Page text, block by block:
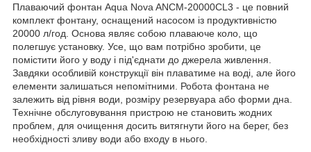
Плаваючий фонтан Aqua Nova ANCM-20000СL3 - це повний
комплект фонтану, оснащений насосом із продуктивністю
20000 л/год. Основа являє собою плаваюче коло, що
полегшує установку. Усе, що вам потрібно зробити, це
помістити його у воду і під'єднати до джерела живлення.
Завдяки особливій конструкції він плаватиме на воді, але його
елементи залишаться непомітними. Робота фонтана не
залежить від рівня води, розміру резервуара або форми дна.
Технічне обслуговування пристрою не становить жодних
проблем, для очищення досить витягнути його на берег, без
необхідності зливу води або входу в нього.